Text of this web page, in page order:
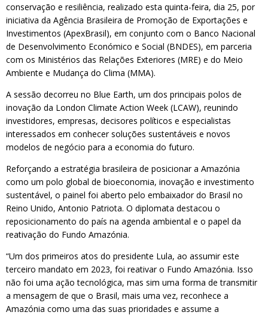
conservação e resiliência, realizado esta quinta-feira, dia 25, por
iniciativa da Agência Brasileira de Promoção de Exportações e
Investimentos (ApexBrasil), em conjunto com o Banco Nacional
de Desenvolvimento Económico e Social (BNDES), em parceria
com os Ministérios das Relações Exteriores (MRE) e do Meio
Ambiente e Mudança do Clima (MMA).
A sessão decorreu no Blue Earth, um dos principais polos de
inovação da London Climate Action Week (LCAW), reunindo
investidores, empresas, decisores políticos e especialistas
interessados em conhecer soluções sustentáveis e novos
modelos de negócio para a economia do futuro.
Reforçando a estratégia brasileira de posicionar a Amazónia
como um polo global de bioeconomia, inovação e investimento
sustentável, o painel foi aberto pelo embaixador do Brasil no
Reino Unido, Antonio Patriota. O diplomata destacou o
reposicionamento do país na agenda ambiental e o papel da
reativação do Fundo Amazónia.
“Um dos primeiros atos do presidente Lula, ao assumir este
terceiro mandato em 2023, foi reativar o Fundo Amazónia. Isso
não foi uma ação tecnológica, mas sim uma forma de transmitir
a mensagem de que o Brasil, mais uma vez, reconhece a
Amazónia como uma das suas prioridades e assume a